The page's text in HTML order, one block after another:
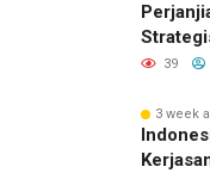
39
3 week